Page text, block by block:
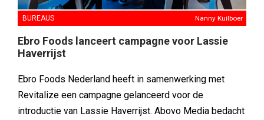
BUREAUS Nanny Kuilboer
Ebro Foods lanceert campagne voor Lassie
Haverrijst
Ebro Foods Nederland heeft in samenwerking met
Revitalize een campagne gelanceerd voor de
introductie van Lassie Haverrijst. Abovo Media bedacht